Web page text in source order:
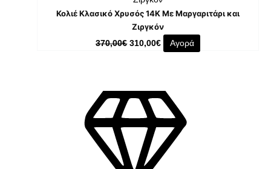
Κολιέ Κλασικό Χρυσός 14K Με Μαργαριτάρι και
Ζιργκόν
370,00€ 310,00€ Αγορά